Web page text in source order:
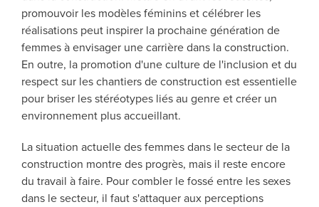
promouvoir les modèles féminins et célébrer les
réalisations peut inspirer la prochaine génération de
femmes à envisager une carrière dans la construction.
En outre, la promotion d'une culture de l'inclusion et du
respect sur les chantiers de construction est essentielle
pour briser les stéréotypes liés au genre et créer un
environnement plus accueillant.
La situation actuelle des femmes dans le secteur de la
construction montre des progrès, mais il reste encore
du travail à faire. Pour combler le fossé entre les sexes
dans le secteur, il faut s'attaquer aux perceptions